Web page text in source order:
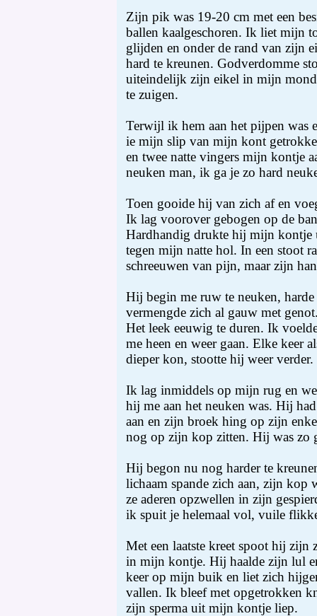
Zijn pik was 19-20 cm met een
ballen kaalgeschoren. Ik liet mijn
glijden en onder de rand van zijn
hard te kreunen. Godverdomme
uiteindelijk zijn eikel in mijn mond
te zuigen.
Terwijl ik hem aan het pijpen was
ie mijn slip van mijn kont
en twee natte vingers mijn kontje
neuken man, ik ga je zo hard
Toen gooide hij van zich af en
Ik lag voorover gebogen op de
Hardhandig drukte hij mijn kontje
tegen mijn natte hol. In een stoot
schreeuwen van pijn, maar zijn
Hij begin me ruw te neuken,
vermengde zich al gauw met
Het leek eeuwig te duren. Ik
me heen en weer gaan. Elke keer
dieper kon, stootte hij weer verder.
Ik lag inmiddels op mijn rug en
hij me aan het neuken was. Hij
aan en zijn broek hing op zijn
nog op zijn kop zitten. Hij was zo
Hij begon nu nog harder te
lichaam spande zich aan, zijn kop
ze aderen opzwellen in zijn
ik spuit je helemaal vol, vuile
Met een laatste kreet spoot hij zijn
in mijn kontje. Hij haalde zijn lul
keer op mijn buik en liet zich
vallen. Ik bleef met opgetrokken
zijn sperma uit mijn kontje liep.